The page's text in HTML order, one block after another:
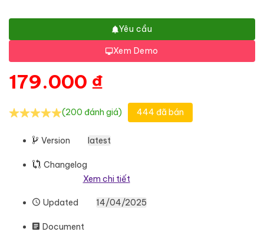
Yêu cầu
Xem Demo
179.000 ₫
(200 đánh giá) 444 đã bán
Version latest
Changelog
Xem chi tiết
Updated 14/04/2025
Document